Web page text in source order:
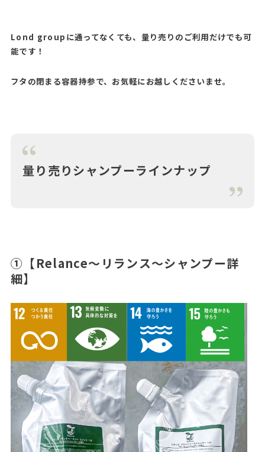
Lond groupに通ってなくても、量り売りのご利用だけでも可
能です！
フタの閉まる容器持参で、お気軽にお越しくださいませ。
量り売りシャンプーラインナップ
①【Relance〜リランス〜シャンプー詳
細】